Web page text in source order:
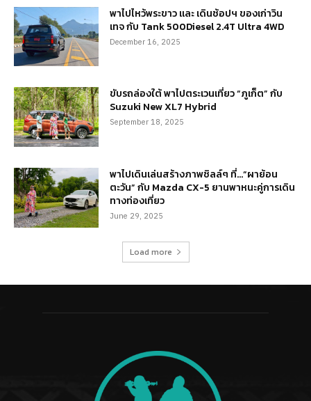
พาไปไหว้พระขาว และ เดินช้อปฯ ของเก่าวิน
เทจ กับ Tank 500Diesel 2.4T Ultra 4WD
December 16, 2025
ขับรถล่องใต้ พาไปตระเวนเที่ยว “ภูเก็ต” กับ
Suzuki New XL7 Hybrid
September 18, 2025
พาไปเดินเล่นสร้างภาพชิลล์ๆ ที่…“ผาย้อน
ตะวัน” กับ Mazda CX-5 ยานพาหนะคู่การเดิน
ทางท่องเที่ยว
June 29, 2025
Load more